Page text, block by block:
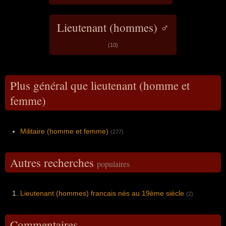
Lieutenant (hommes) ♂
(10)
Plus général que lieutenant (homme et
femme)
Militaire (homme et femme) (277)
Autres recherches populaires
Lieutenant (hommes) francais nés au 19ème siècle (2)